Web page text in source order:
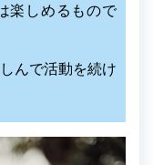
楽しめるもので
んで活動を続け